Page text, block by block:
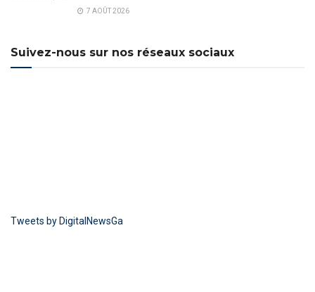
7 AOÛT 2026
Suivez-nous sur nos réseaux sociaux
Tweets by DigitalNewsGa